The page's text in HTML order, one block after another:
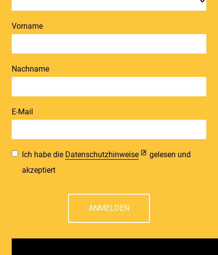
Vorname
Nachname
E-Mail
Ich habe die Datenschutzhinweise
gelesen und
akzeptiert
ANMELDEN